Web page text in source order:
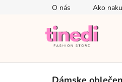
O nás Ako